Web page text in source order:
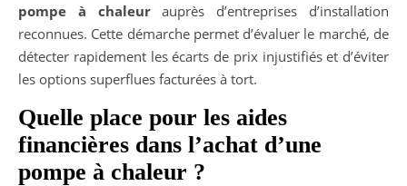
pompe à chaleurauprès d’entreprises d’installation
reconnues. Cette démarche permet d’évaluer le marché, de
détecter rapidement les écarts de prix injustifiés et d’éviter
les options superflues facturées à tort.
Quelle place pour les aides
financières dans l’achat d’une
pompe à chaleur ?